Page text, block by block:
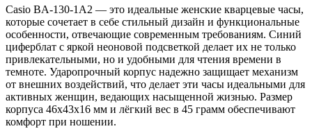
Casio BA-130-1A2 — это идеальные женские кварцевые часы,
которые сочетает в себе стильный дизайн и функциональные
особенности, отвечающие современным требованиям. Синий
циферблат с яркой неоновой подсветкой делает их не только
привлекательными, но и удобными для чтения времени в
темноте. Ударопрочный корпус надежно защищает механизм
от внешних воздействий, что делает эти часы идеальными для
активных женщин, ведающих насыщенной жизнью. Размер
корпуса 46х43х16 мм и лёгкий вес в 45 грамм обеспечивают
комфорт при ношении.